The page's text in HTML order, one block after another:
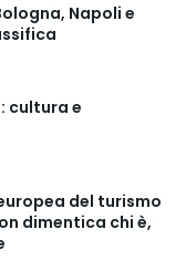
Napoli e
cultura e
del turismo
dimentica chi è,